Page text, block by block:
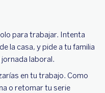
para trabajar. Intenta
la casa, y pide a tu familia
laboral.
en tu trabajo. Como
o retomar tu serie